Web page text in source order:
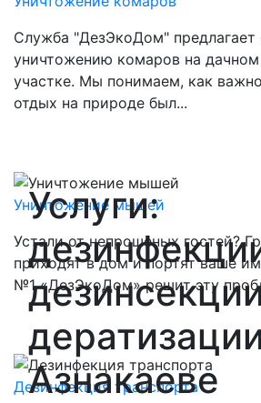
Услуги:
Азнакаеве
Служба "ДезЭкоДом" предлагает
уничтожению комаров на
участке. Мы понимаем, как
отдых на природе был...
Заказать
Уничтожение мышей
Устали от непрошеных гостей?
приходят в дом и портят ваше
№1 «ДезЭкоДом» решит эту
Заказать
Дезинфекция транспорта